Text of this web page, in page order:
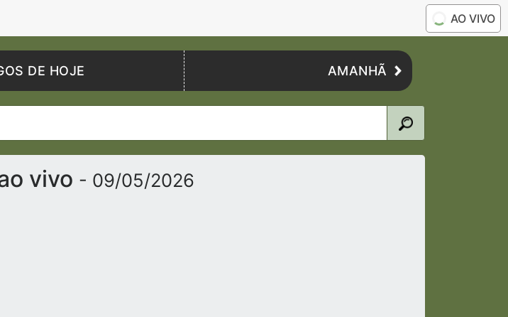
AO VIVO
DE HOJE AMANHÃ
vivo - 09/05/2026